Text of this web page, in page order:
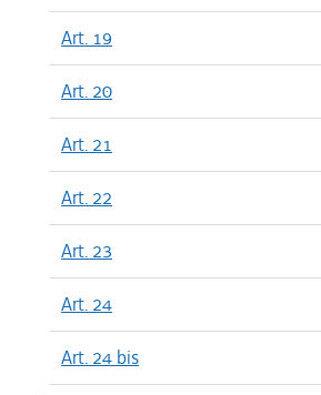
Art. 19
Art. 20
Art. 21
Art. 22
Art. 23
Art. 24
Art. 24 bis